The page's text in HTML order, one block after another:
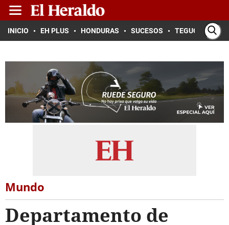
INICIO EH PLUS HONDURAS SUCESOS TEGUCIGALPA
Mundo
Departamento de